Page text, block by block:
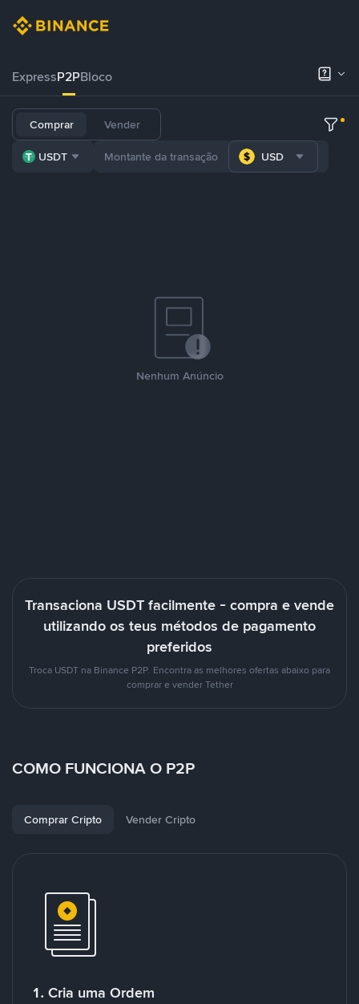
ExpressP2PBloco
Comprar Vender
USDT USD
Nenhum Anúncio
Transaciona USDT facilmente - compra e vende
utilizando os teus métodos de pagamento
preferidos
Troca USDT na Binance P2P. Encontra as melhores ofertas abaixo para
comprar e vender Tether
COMO FUNCIONA O P2P
Comprar Cripto Vender Cripto
1. Cria uma Ordem